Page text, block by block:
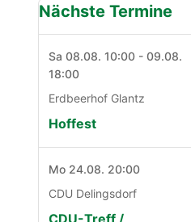
Nächste Termine
Sa 08.08. 10:00 - 09.08.
18:00
Erdbeerhof Glantz
Hoffest
Mo 24.08. 20:00
CDU Delingsdorf
CDU-Treff /